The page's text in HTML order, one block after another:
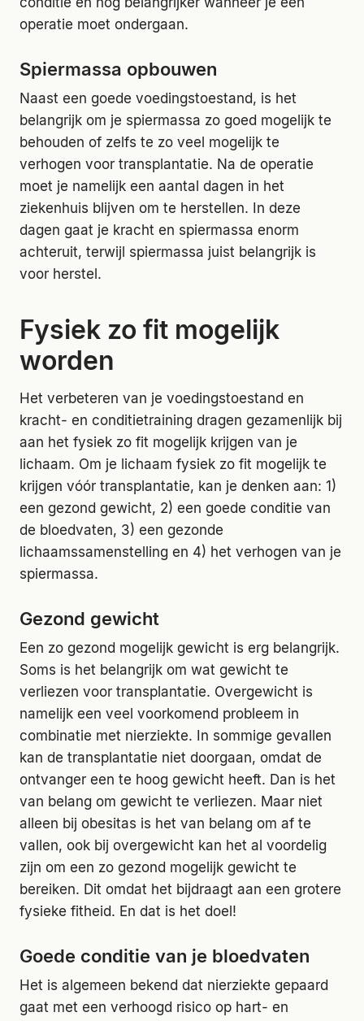
operatie moet ondergaan.
Spiermassa opbouwen
Naast een goede voedingstoestand, is het
belangrijk om je spiermassa zo goed mogelijk te
behouden of zelfs te zo veel mogelijk te
verhogen voor transplantatie. Na de operatie
moet je namelijk een aantal dagen in het
ziekenhuis blijven om te herstellen. In deze
dagen gaat je kracht en spiermassa enorm
achteruit, terwijl spiermassa juist belangrijk is
voor herstel.
Fysiek zo fit mogelijk
worden
Het verbeteren van je voedingstoestand en
kracht- en conditietraining dragen gezamenlijk bij
aan het fysiek zo fit mogelijk krijgen van je
lichaam. Om je lichaam fysiek zo fit mogelijk te
krijgen vóór transplantatie, kan je denken aan: 1)
een gezond gewicht, 2) een goede conditie van
de bloedvaten, 3) een gezonde
lichaamssamenstelling en 4) het verhogen van je
spiermassa.
Gezond gewicht
Een zo gezond mogelijk gewicht is erg belangrijk.
Soms is het belangrijk om wat gewicht te
verliezen voor transplantatie. Overgewicht is
namelijk een veel voorkomend probleem in
combinatie met nierziekte. In sommige gevallen
kan de transplantatie niet doorgaan, omdat de
ontvanger een te hoog gewicht heeft. Dan is het
van belang om gewicht te verliezen. Maar niet
alleen bij obesitas is het van belang om af te
vallen, ook bij overgewicht kan het al voordelig
zijn om een zo gezond mogelijk gewicht te
bereiken. Dit omdat het bijdraagt aan een grotere
fysieke fitheid. En dat is het doel!
Goede conditie van je bloedvaten
Het is algemeen bekend dat nierziekte gepaard
gaat met een verhoogd risico op hart- en